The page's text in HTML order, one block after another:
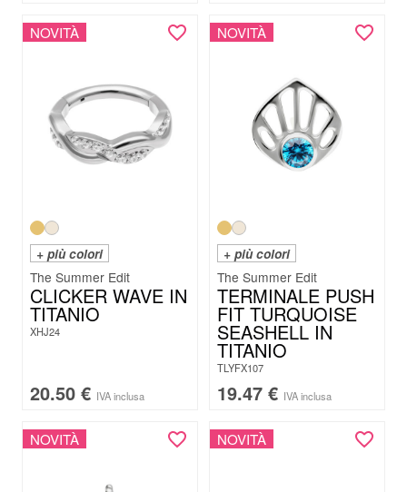
NOVITÀ
+ più colori
The Summer Edit
CLICKER WAVE IN
TITANIO
XHJ24
20.50 € IVA inclusa
NOVITÀ
+ più colori
The Summer Edit
TERMINALE PUSH
FIT TURQUOISE
SEASHELL IN
TITANIO
TLYFX107
19.47 € IVA inclusa
NOVITÀ NOVITÀ